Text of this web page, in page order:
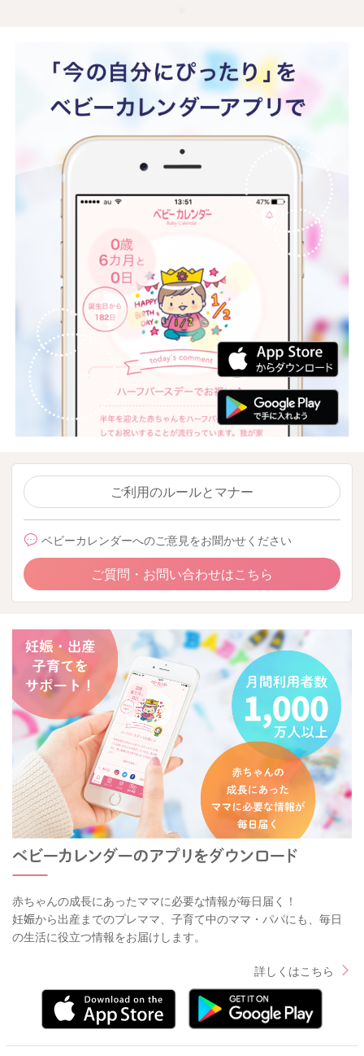
ご利用のルールとマナー
ベビーカレンダーへのご意見をお聞かせください
ご質問・お問い合わせはこちら
赤ちゃんの成長にあったママに必要な情報が毎日届く！
妊娠から出産までのプレママ、子育て中のママ・パパにも、毎日
の生活に役立つ情報をお届けします。
詳しくはこちら